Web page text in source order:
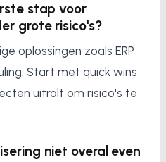
stap voor
grote risico's?
oplossingen zoals ERP
Start met quick wins
uitrolt om risico's te
niet overal even